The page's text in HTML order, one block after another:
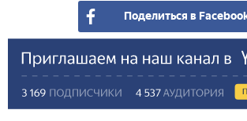
Поделиться в